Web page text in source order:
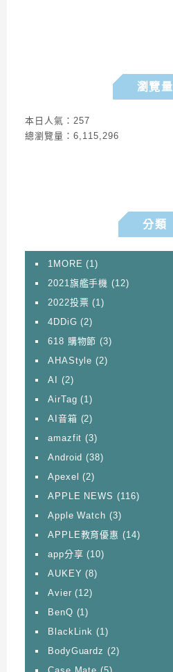
瀏覽量
本日人氣：257
總瀏覽量：6,115,296
分類
1MORE (1)
2021旗艦手機 (12)
2022投票 (1)
4DDiG (2)
618 購物節 (3)
AHAStyle (2)
AI
(2)
AirTag (1)
AI音箱 (2)
amazfit (3)
Android (38)
Apexel (2)
APPLE NEWS (116)
Apple Watch (3)
APPLE教育優惠 (14)
app分享 (10)
AUKEY (8)
Avier (12)
BenQ (1)
BlackLink (1)
BodyGuardz (2)